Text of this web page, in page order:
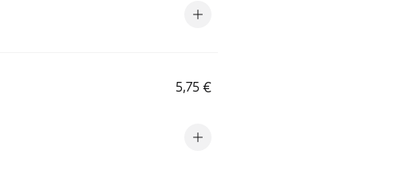
5,75 €